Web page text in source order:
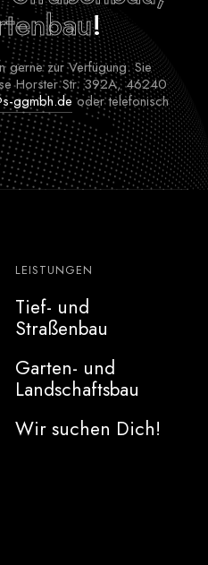
!
gerne zur Verfügung. Sie
Horster Str. 392A, 46240
ggmbh.deoder telefonisch
LEISTUNGEN
Tief- und
Straßenbau
Garten- und
Landschaftsbau
Wir suchen Dich!